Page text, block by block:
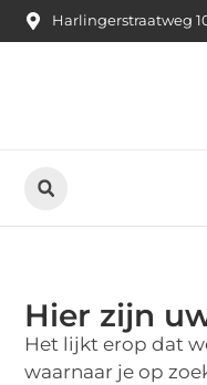
Harlingerstraatweg
Hier zijn
Het lijkt erop dat
waarnaar je op